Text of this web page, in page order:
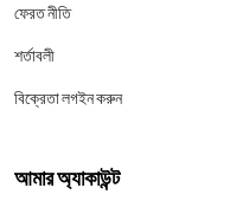
ফেরত নীতি
শর্তাবলী
বিক্রেতা লগইন করুন
আমার অ্যাকাউন্ট